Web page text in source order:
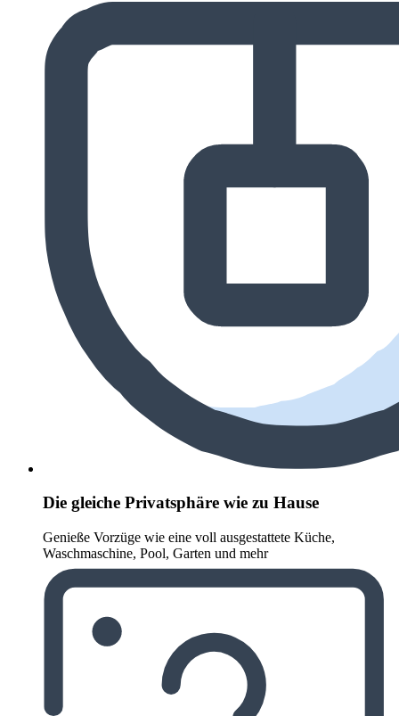
Die gleiche Privatsphäre wie zu Hause
Genieße Vorzüge wie eine voll ausgestattete Küche,
Waschmaschine, Pool, Garten und mehr